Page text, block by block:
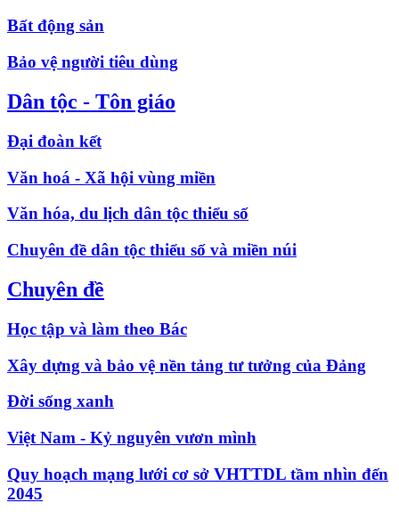
Bất động sản
Bảo vệ người tiêu dùng
Dân tộc - Tôn giáo
Đại đoàn kết
Văn hoá - Xã hội vùng miền
Văn hóa, du lịch dân tộc thiểu số
Chuyên đề dân tộc thiểu số và miền núi
Chuyên đề
Học tập và làm theo Bác
Xây dựng và bảo vệ nền tảng tư tưởng của Đảng
Đời sống xanh
Việt Nam - Kỷ nguyên vươn mình
Quy hoạch mạng lưới cơ sở VHTTDL tầm nhìn đến
2045